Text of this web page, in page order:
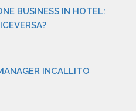
BUSINESS IN HOTEL:
INCALLITO